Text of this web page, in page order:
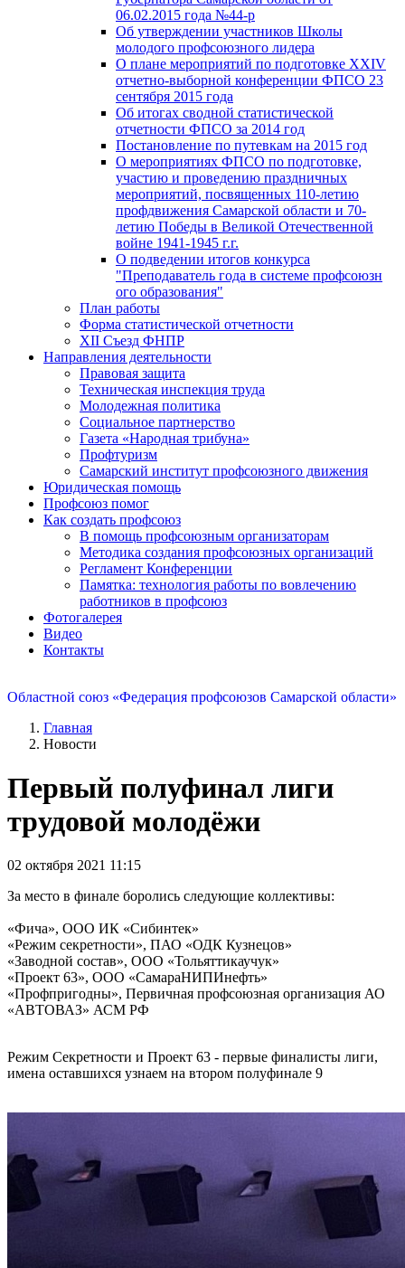
06.02.2015 года №44-р
Об утверждении участников Школы
молодого профсоюзного лидера
О плане мероприятий по подготовке XXIV
отчетно-выборной конференции ФПСО 23
сентября 2015 года
Об итогах сводной статистической
отчетности ФПСО за 2014 год
Постановление по путевкам на 2015 год
О мероприятиях ФПСО по подготовке,
участию и проведению праздничных
мероприятий, посвященных 110-летию
профдвижения Самарской области и 70-
летию Победы в Великой Отечественной
войне 1941-1945 г.г.
О подведении итогов конкурса
"Преподаватель года в системе профсоюзн
ого образования"
План работы
Форма статистической отчетности
XII Съезд ФНПР
Направления деятельности
Правовая защита
Техническая инспекция труда
Молодежная политика
Социальное партнерство
Газета «Народная трибуна»
Профтуризм
Самарский институт профсоюзного движения
Юридическая помощь
Профсоюз помог
Как создать профсоюз
В помощь профсоюзным организаторам
Методика создания профсоюзных организаций
Регламент Конференции
Памятка: технология работы по вовлечению
работников в профсоюз
Фотогалерея
Видео
Контакты
Областной союз «Федерация профсоюзов Самарской области»
Главная
Новости
Первый полуфинал лиги
трудовой молодёжи
02 октября 2021 11:15
За место в финале боролись следующие коллективы:
«Фича», ООО ИК «Сибинтек»
«Режим секретности», ПАО «ОДК Кузнецов»
«Заводной состав», ООО «Тольяттикаучук»
«Проект 63», ООО «СамараНИПИнефть»
«Профпригодны», Первичная профсоюзная организация АО
«АВТОВАЗ» АСМ РФ
Режим Секретности и Проект 63 - первые финалисты лиги,
имена оставшихся узнаем на втором полуфинале 9